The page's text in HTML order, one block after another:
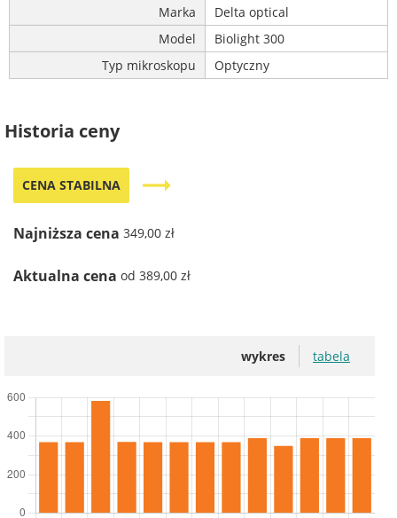
Marka
Delta optical
Model
Biolight 300
Typ mikroskopu
Optyczny
Historia ceny
CENA STABILNA trending_flat
Najniższa cena 349,00 zł
Aktualna cena od 389,00 zł
wykres tabela